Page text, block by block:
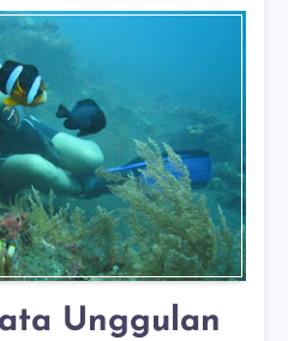
Unggulan